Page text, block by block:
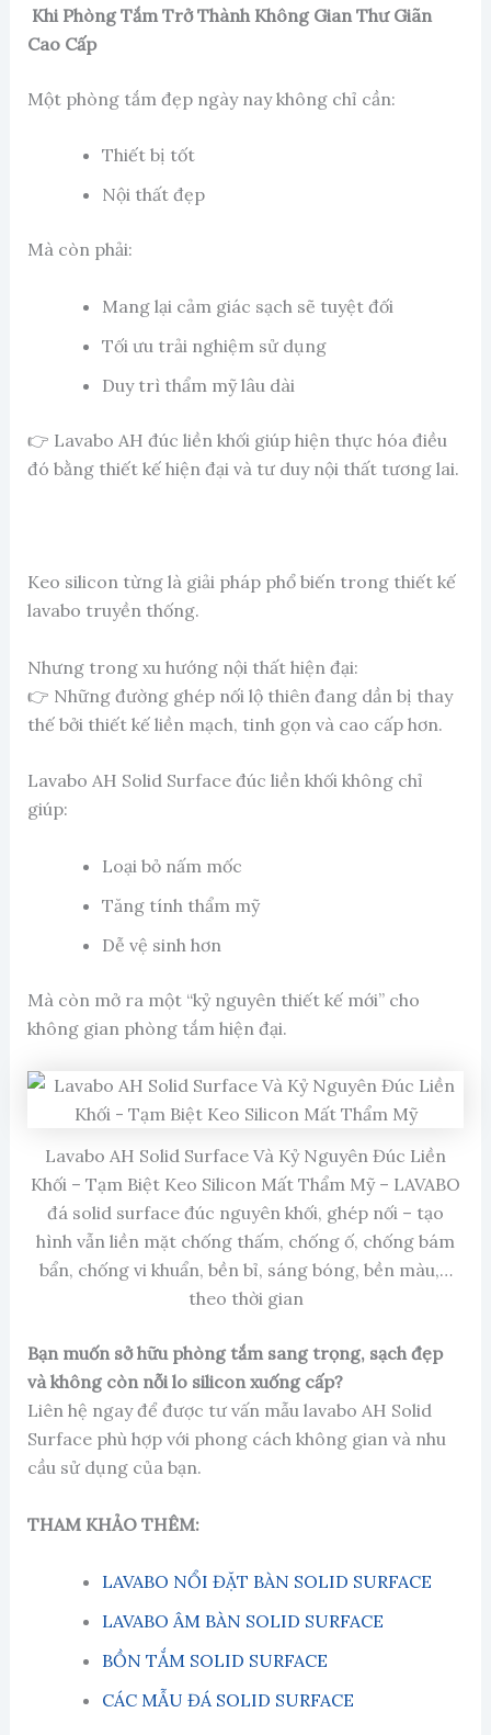
Khi Phòng Tắm Trở Thành Không Gian Thư Giãn
Cao Cấp
Một phòng tắm đẹp ngày nay không chỉ cần:
Thiết bị tốt
Nội thất đẹp
Mà còn phải:
Mang lại cảm giác sạch sẽ tuyệt đối
Tối ưu trải nghiệm sử dụng
Duy trì thẩm mỹ lâu dài
👉 Lavabo AH đúc liền khối giúp hiện thực hóa điều
đó bằng thiết kế hiện đại và tư duy nội thất tương lai.
Keo silicon từng là giải pháp phổ biến trong thiết kế
lavabo truyền thống.
Nhưng trong xu hướng nội thất hiện đại:
👉 Những đường ghép nối lộ thiên đang dần bị thay
thế bởi thiết kế liền mạch, tinh gọn và cao cấp hơn.
Lavabo AH Solid Surface đúc liền khối không chỉ
giúp:
Loại bỏ nấm mốc
Tăng tính thẩm mỹ
Dễ vệ sinh hơn
Mà còn mở ra một “kỷ nguyên thiết kế mới” cho
không gian phòng tắm hiện đại.
Lavabo AH Solid Surface Và Kỷ Nguyên Đúc Liền
Khối – Tạm Biệt Keo Silicon Mất Thẩm Mỹ – LAVABO
đá solid surface đúc nguyên khối, ghép nối – tạo
hình vẫn liền mặt chống thấm, chống ố, chống bám
bẩn, chống vi khuẩn, bền bỉ, sáng bóng, bền màu,…
theo thời gian
Bạn muốn sở hữu phòng tắm sang trọng, sạch đẹp
và không còn nỗi lo silicon xuống cấp?
Liên hệ ngay để được tư vấn mẫu lavabo AH Solid
Surface phù hợp với phong cách không gian và nhu
cầu sử dụng của bạn.
THAM KHẢO THÊM:
LAVABO NỔI ĐẶT BÀN SOLID SURFACE
LAVABO ÂM BÀN SOLID SURFACE
BỒN TẮM SOLID SURFACE
CÁC MẪU ĐÁ SOLID SURFACE